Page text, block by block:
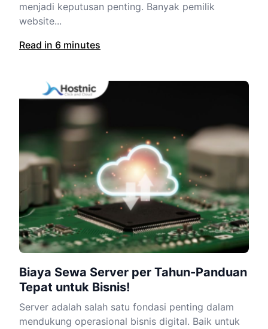
menjadi keputusan penting. Banyak pemilik
website...
Read in 6 minutes
Biaya Sewa Server per Tahun-Panduan
Tepat untuk Bisnis!
Server adalah salah satu fondasi penting dalam
mendukung operasional bisnis digital. Baik untuk